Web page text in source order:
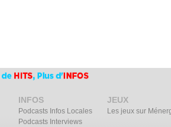
INFOS
Podcasts Infos Locales
Podcasts Interviews
JEUX
Les jeux sur